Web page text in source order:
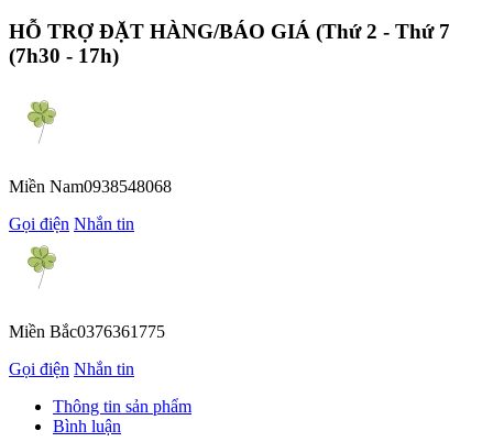
HỖ TRỢ ĐẶT HÀNG/BÁO GIÁ (Thứ 2 - Thứ 7
(7h30 - 17h)
Miền Nam0938548068
Gọi điện Nhắn tin
Miền Bắc0376361775
Gọi điện Nhắn tin
Thông tin sản phẩm
Bình luận